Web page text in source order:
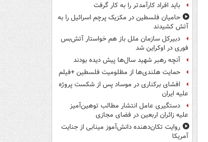
باید افراد کارآمدتر را به کار گرفت
حامیان فلسطین در مکزیک پرچم اسرائیل را به
آتش کشیدند
دبیرکل سازمان ملل باز هم خواستار آتش‌بس
فوری در اوکراین شد
آنچه رهبر شهید سال‌ها پیش دیده بودند
حمایت هلندی‌ها از مظلومیت فلسطین +فیلم
افشای برکناری در موساد پس از شکست پروژه
علیه ایران
دستگیری عامل انتشار مطالب توهین‌آمیز
علیه زائران اربعین در فضای مجازی
روایت تکان‌دهنده دانش‌آموز مینابی از جنایت
آمریکا